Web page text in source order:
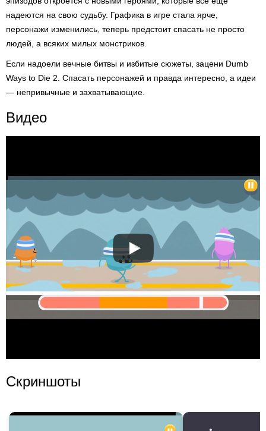
надеются на свою судьбу. Графика в игре стала ярче,
персонажи изменились, теперь предстоит спасать не просто
людей, а всяких милых монстриков.
Если надоели вечные битвы и избитые сюжеты, зацени Dumb
Ways to Die 2. Спасать персонажей и правда интересно, а идеи
— непривычные и захватывающие.
Видео
Скриншоты